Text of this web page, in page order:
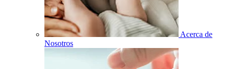
Acerca de
Nosotros